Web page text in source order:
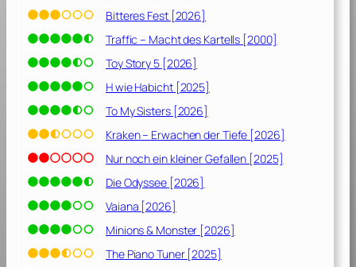
Bitteres Fest [2026]
Traffic – Macht des Kartells [2000]
Toy Story 5 [2026]
H wie Habicht [2025]
To My Sisters [2026]
Kraken – Erwachen der Tiefe [2026]
Nur noch ein kleiner Gefallen [2025]
Die Odyssee [2026]
Vaiana [2026]
Minions & Monster [2026]
The Piano Tuner [2025]